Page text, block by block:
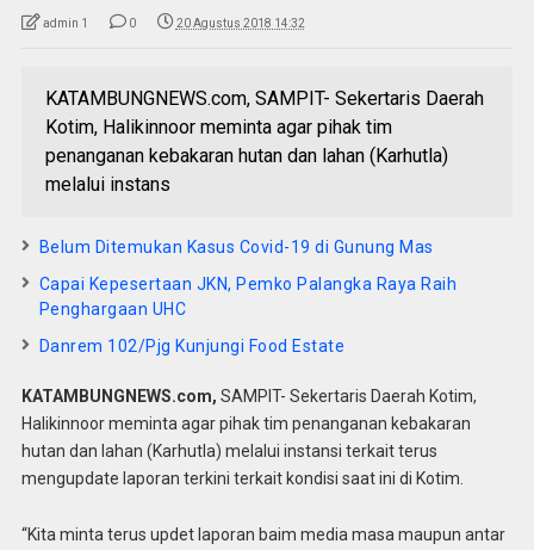
admin 1 0 20 Agustus 2018 14:32
KATAMBUNGNEWS.com, SAMPIT- Sekertaris Daerah
Kotim, Halikinnoor meminta agar pihak tim
penanganan kebakaran hutan dan lahan (Karhutla)
melalui instans
Belum Ditemukan Kasus Covid-19 di Gunung Mas
Capai Kepesertaan JKN, Pemko Palangka Raya Raih
Penghargaan UHC
Danrem 102/Pjg Kunjungi Food Estate
KATAMBUNGNEWS.com, SAMPIT- Sekertaris Daerah Kotim,
Halikinnoor meminta agar pihak tim penanganan kebakaran
hutan dan lahan (Karhutla) melalui instansi terkait terus
mengupdate laporan terkini terkait kondisi saat ini di Kotim.
“Kita minta terus updet laporan baim media masa maupun antar